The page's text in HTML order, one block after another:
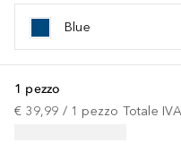
Blue
1 pezzo
€ 39,99 / 1 pezzo Totale IVA